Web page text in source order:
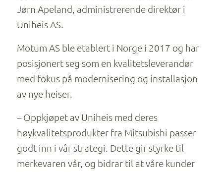
Jørn Apeland, administrerende direktør i
Uniheis AS.
Motum AS ble etablert i Norge i 2017 og har
posisjonert seg som en kvalitetsleverandør
med fokus på modernisering og installasjon
av nye heiser.
– Oppkjøpet av Uniheis med deres
høykvalitetsprodukter fra Mitsubishi passer
godt inn i vår strategi. Dette gir styrke til
merkevaren vår, og bidrar til at våre kunder